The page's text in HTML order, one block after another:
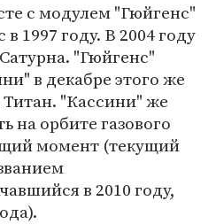
с модулем "Гюйгенс"
1997 году. В 2004 году
"Гюйгенс"
в декабре этого же
Титан. "Кассини" же
на орбите газового
момент (текущий
в 2010 году,